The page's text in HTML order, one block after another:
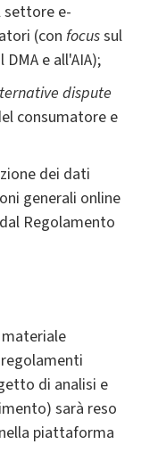
settore e-
(con focussul
DMA e all'AIA);
dispute
consumatore e
dei dati
generali online
Regolamento
di analisi e
sarà reso
piattaforma